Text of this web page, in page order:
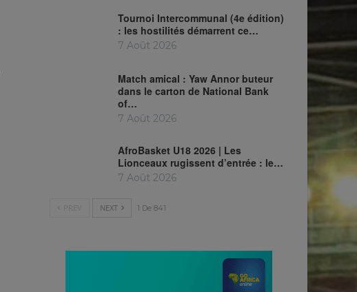
Tournoi Intercommunal (4e édition)
: les hostilités démarrent ce…
7 Août 2026
Match amical : Yaw Annor buteur
dans le carton de National Bank
of…
7 Août 2026
AfroBasket U18 2026 | Les
Lionceaux rugissent d’entrée : le…
7 Août 2026
NEXT 1 De 841